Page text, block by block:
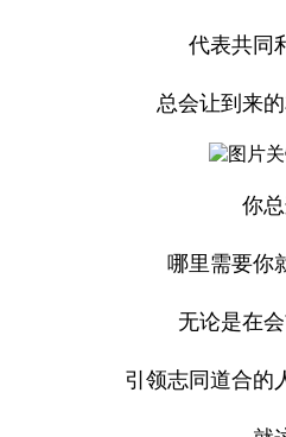
代表共同
总会让到来
你
哪里需要你
无论是在
引领志同道合的